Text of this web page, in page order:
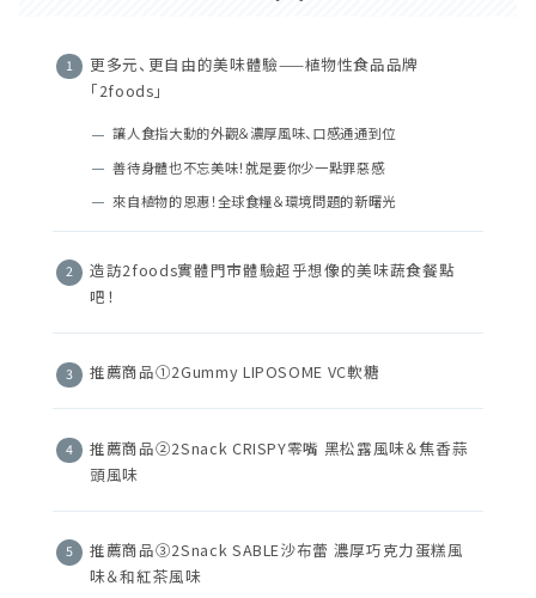
更多元、更自由的美味體驗——植物性食品品牌
「2foods」
讓人食指大動的外觀＆濃厚風味、口感通通到位
善待身體也不忘美味！就是要你少一點罪惡感
來自植物的恩惠！全球食糧＆環境問題的新曙光
造訪2foods實體門市體驗超乎想像的美味蔬食餐點
吧！
推薦商品①2Gummy LIPOSOME VC軟糖
推薦商品②2Snack CRISPY零嘴 黑松露風味＆焦香蒜
頭風味
推薦商品③2Snack SABLE沙布蕾 濃厚巧克力蛋糕風
味＆和紅茶風味